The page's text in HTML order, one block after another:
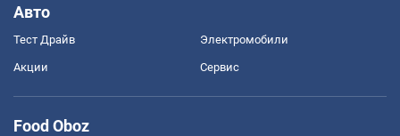
Авто
Тест Драйв Электромобили
Акции Сервис
Food Oboz